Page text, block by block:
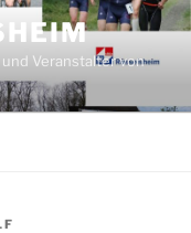
Veranstalter von